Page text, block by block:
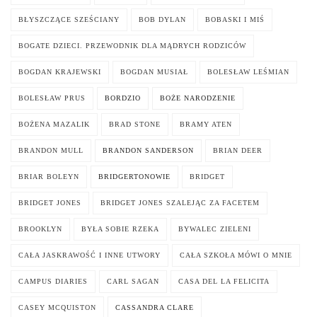
BŁYSZCZĄCE SZEŚCIANY BOB DYLAN BOBASKI I MIŚ
BOGATE DZIECI. PRZEWODNIK DLA MĄDRYCH RODZICÓW
BOGDAN KRAJEWSKI BOGDAN MUSIAŁ BOLESŁAW LEŚMIAN
BOLESŁAW PRUS BORDZIO BOŻE NARODZENIE
BOŻENA MAZALIK BRAD STONE BRAMY ATEN
BRANDON MULL BRANDON SANDERSON BRIAN DEER
BRIAR BOLEYN BRIDGERTONOWIE BRIDGET
BRIDGET JONES BRIDGET JONES SZALEJĄC ZA FACETEM
BROOKLYN BYŁA SOBIE RZEKA BYWALEC ZIELENI
CAŁA JASKRAWOŚĆ I INNE UTWORY CAŁA SZKOŁA MÓWI O MNIE
CAMPUS DIARIES CARL SAGAN CASA DEL LA FELICITA
CASEY MCQUISTON CASSANDRA CLARE